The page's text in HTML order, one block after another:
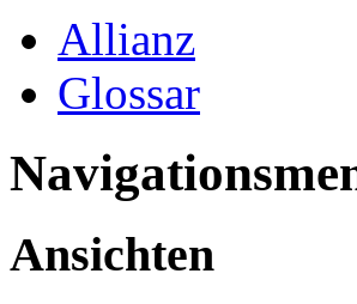
Allianz
Glossar
Ansichten